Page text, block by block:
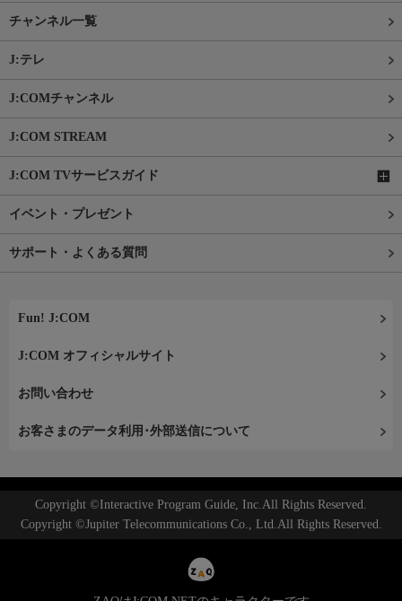
チャンネル一覧
J:テレ
J:COMチャンネル
J:COM STREAM
J:COM TVサービスガイド
イベント・プレゼント
サポート・よくある質問
Fun! J:COM
J:COM オフィシャルサイト
お問い合わせ
お客さまのデータ利用･外部送信について
Copyright ©Interactive Program Guide, Inc.All Rights Reserved.
Copyright ©Jupiter Telecommunications Co., Ltd.All Rights Reserved.